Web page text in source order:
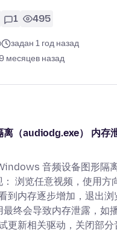
1 495
задан 1 год назад
9 месяцев назад
（audiodg.exe） 内存
音频设备图形隔
浏览任意视频，使用方
到内存逐步增加，退出浏
终会导致内存泄露，如
更新相关驱动，关闭部分